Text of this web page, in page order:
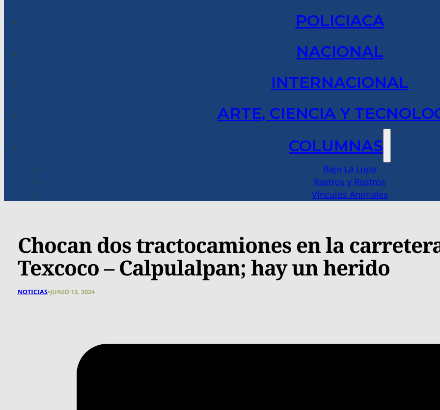
POLICIACA
NACIONAL
INTERNACIONAL
ARTE, CIENCIA Y
COLUMNAS
Bajo La Lupa
Rastros y Rostros
Vínculos Animales
Chocan dos tractocamiones en la
Texcoco – Calpulalpan; hay un herido
NOTICIAS•JUNIO 13, 2024